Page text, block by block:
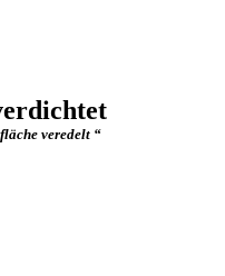
veredelt “